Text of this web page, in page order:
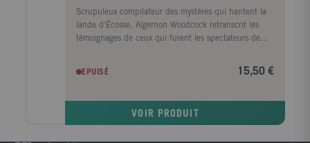
Scrupuleux compilateur des mystères qui hantent la
lande d'Écosse, Algernon Woodcock retranscrit les
témoignages de ceux qui furent les spectateurs de
récits, c'est le monde féerique et inquiétant des
Brownies et des fantômes qui se dévoilent. Malheur à
tout jamais dans l'indicible.
EPUISÉ 15,50 €
VOIR PRODUIT